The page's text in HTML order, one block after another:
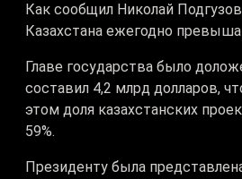
Как сообщил Николай
Казахстана ежегодно
Главе государства было
составил 4,2 млрд долларов,
этом доля казахстанских
59%.
Президенту была